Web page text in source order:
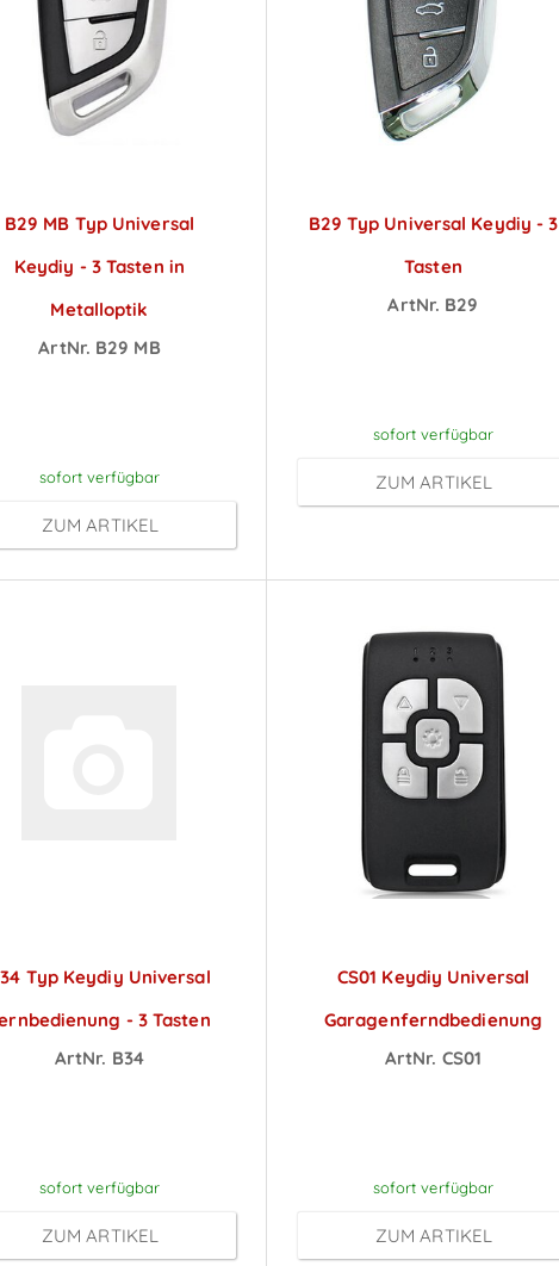
B29 MB Typ Universal
Keydiy - 3 Tasten in
Metalloptik
ArtNr. B29 MB
sofort verfügbar
ZUM ARTIKEL
B29 Typ Universal Keydiy - 3
Tasten
ArtNr. B29
sofort verfügbar
ZUM ARTIKEL
Typ Keydiy Universal
- 3 Tasten
ArtNr. B34
sofort verfügbar
ZUM ARTIKEL
CS01 Keydiy Universal
Garagenferndbedienung
ArtNr. CS01
sofort verfügbar
ZUM ARTIKEL